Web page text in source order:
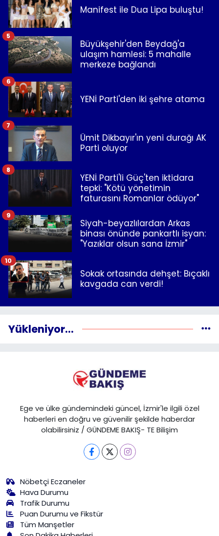
Manifest ile Dua Lipa buluştu!
Büyükşehir'den Beydağ'a
ulaşım hamlesi: 5 mahalle
merkeze bağlandı
5
YENİ Parti'den iki şehre atama
6
Ümit Dikbayır'ın yeni durağı AK
Parti oluyor
7
YENİ Parti'li Güç'ten iktidara
tepki: "Kötü yönetimin
faturasını Romanlar ödüyor"
8
Siyah-beyazlılardan Arkas
binası önünde pankartlı isyan:
"Yazıklar olsun sana İzmir"
9
Sokak ortasında dehşet: Bıçaklı
kavgada can verdi!
10
Yükleniyor...
Ege ve ülke gündemindeki güncel, İzmir'le ilgili özel
haberleri en doğru ve güvenilir şekilde haberdar
olabilirsiniz / GÜNDEME BAKIŞ- TE Bilişim
Nöbetçi Eczaneler
Hava Durumu
Trafik Durumu
Puan Durumu ve Fikstür
Tüm Manşetler